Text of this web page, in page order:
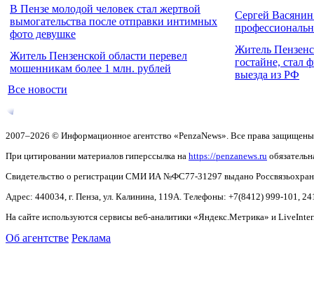
В Пензе молодой человек стал жертвой
вымогательства после отправки интимных
фото девушке
Сергей
Житель Пензенской области перевел
мошенникам более 1 млн. рублей
Житель
гостайне, стал
выезда из РФ
Все новости
2007–2026 © Информационное агентство «PenzaNews». Все права
При цитировании материалов гиперссылка на https://penzanews.ru
Свидетельство о регистрации СМИ ИА №ФС77-31297 выдано
Адрес: 440034, г. Пенза, ул. Калинина, 119А. Телефоны: +7(8412) 999-101,
На сайте используются сервисы веб-аналитики «Яндекс.Метрика» и
Об агентстве Реклама